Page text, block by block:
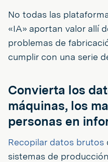
No todas las
«IA» aportan valor allí
problemas de
cumplir con una serie
Convierta los
máquinas, los
personas en
Recopilar datos brutos
sistemas de